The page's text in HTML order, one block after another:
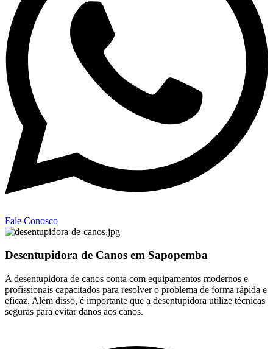
Fale Conosco
Desentupidora de Canos em Sapopemba
A desentupidora de canos conta com equipamentos modernos e
profissionais capacitados para resolver o problema de forma rápida e
eficaz. Além disso, é importante que a desentupidora utilize técnicas
seguras para evitar danos aos canos.